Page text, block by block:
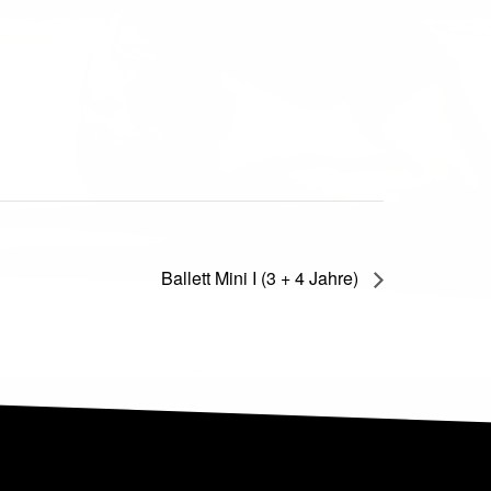
Ballett Mini I (3 + 4 Jahre)